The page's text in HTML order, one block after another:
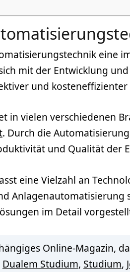
eine
mit der Entwicklung
und
in vielen verschiedenen
. Durch die
und Qualität der
eine Vielzahl an
im Detail
Online-Magazin,
Dualem Studium, Studium,